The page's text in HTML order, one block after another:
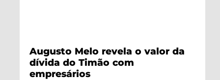
Augusto Melo revela o valor da
dívida do Timão com
empresários